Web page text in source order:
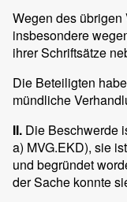
Wegen des
insbesondere
ihrer Schriftsätze
Die Beteiligten
mündliche
II. Die Beschwerde
a) MVG.EKD), sie
und begründet
der Sache konnte